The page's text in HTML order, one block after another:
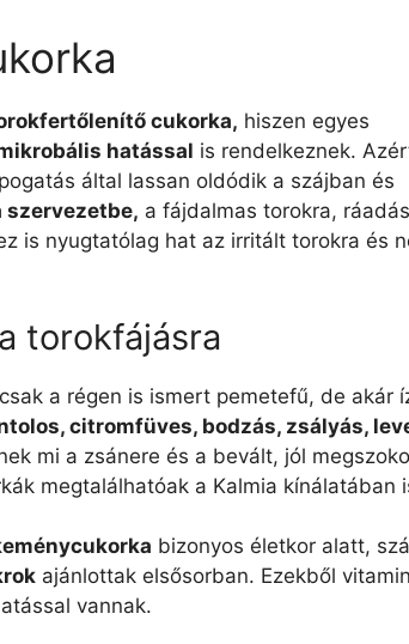
cukorka, hiszen egyes
hatással is rendelkeznek.
által lassan oldódik a szájban és
szervezetbe, a fájdalmas torokra,
is nyugtatólag hat az irritált torokra és
torokfájásra
a régen is ismert pemetefű, de akár
citromfüves, bodzás, zsályás,
mi a zsánere és a bevált, jól
megtalálhatóak a Kalmia kínálatában
bizonyos életkor alatt,
ajánlottak elsősorban. Ezekből
vannak.